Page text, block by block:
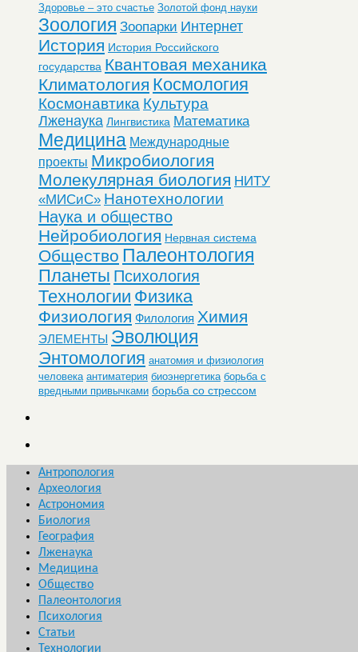
Здоровье – это счастье Золотой фонд науки
Зоология Зоопарки Интернет
История История Российского
государства Квантовая механика
Климатология Космология
Космонавтика Культура
Лженаука Лингвистика Математика
Медицина Международные
проекты Микробиология
Молекулярная биология НИТУ
«МИСиС» Нанотехнологии
Наука и общество
Нейробиология Нервная система
Общество Палеонтология
Планеты Психология
Технологии Физика
Физиология Филология Химия
ЭЛЕМЕНТЫ Эволюция
Энтомология анатомия и физиология
человека антиматерия биоэнергетика борьба с
вредными привычками борьба со стрессом
Антропология
Археология
Астрономия
Биология
География
Лженаука
Медицина
Общество
Палеонтология
Психология
Статьи
Технологии